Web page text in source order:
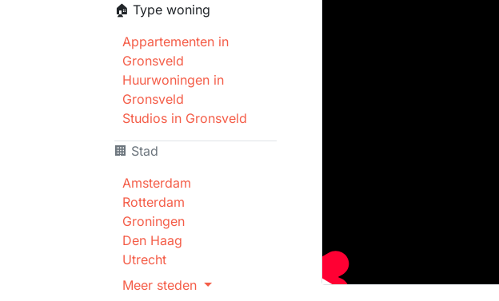
🏠 Type woning
Appartementen in
Gronsveld
Huurwoningen in
Gronsveld
Studios in Gronsveld
🏢 Stad
Amsterdam
Rotterdam
Groningen
Den Haag
Utrecht
Meer steden